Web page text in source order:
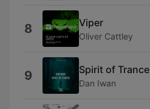
8 Viper
Oliver Cattley
9 Spirit of Trance
Dan Iwan